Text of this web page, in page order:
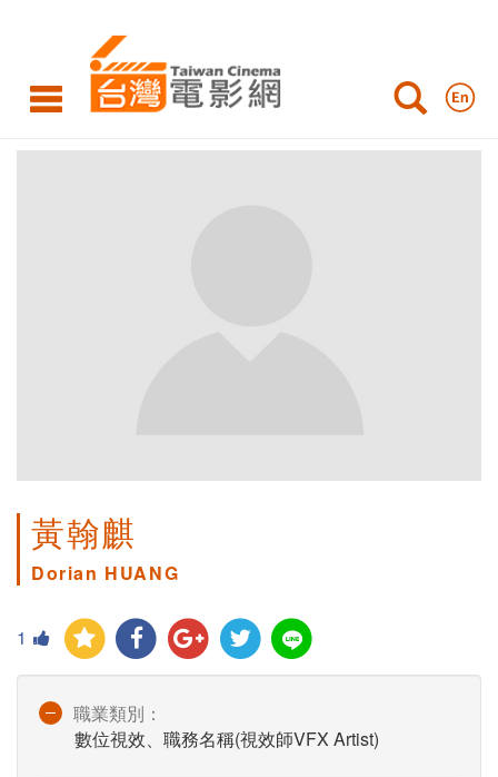
黃翰麒
Dorian HUANG
1
職業類別：
數位視效、職務名稱(視效師VFX Artist)